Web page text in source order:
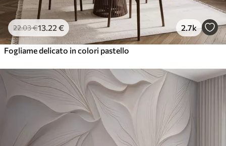
22.03€13 .22 € 2.7k
Fogliame delicato in colori pastello